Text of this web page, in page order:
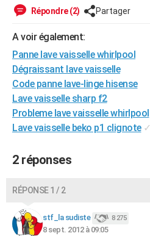
Art de vivre
Bien-être
Loisirs
Mode
Modes de vie
SANTE
VOYAGE
Destinations
City break
Voyage nature
Voyage de noces
Forum
Climat
PHOTO
GUIDES D'ACHAT
BONS PLANS
CARTE DE VOEUX
Carte de Noël
Carte Bonne année
Carte Saint-Valentin
Carte Pâques
Carte d'anniversaire
DICTIONNAIRE
S'inscrire
Se connecter
Lycées
Collèges
Primaires
Universités
Entreprises
Service militaire
Avis de recherche
AVIS DE DÉCÈS
Répondre (2) Partager
A voir également:
Panne lave vaisselle whirlpool
Dégraissant lave vaisselle
Code panne lave-linge hisense
Lave vaisselle sharp f2
Probleme lave vaisselle whirlpool
Lave vaisselle beko p1 clignote ✓
2 réponses
RÉPONSE 1 / 2
stf_la sudiste 8 275
8 sept. 2012 à 09:05